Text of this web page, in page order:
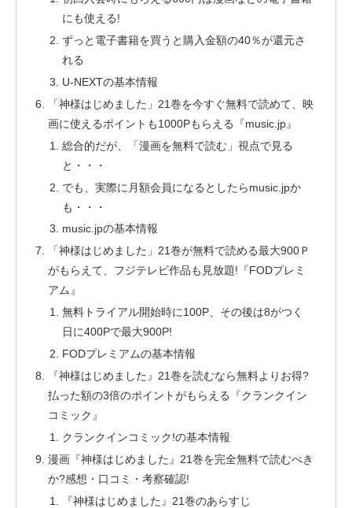
にも使える!
ずっと電子書籍を買うと購入金額の40％が還元さ
れる
U-NEXTの基本情報
「神様はじめました」21巻を今すぐ無料で読めて、映
画に使えるポイントも1000Pもらえる『music.jp』
総合的だが、「漫画を無料で読む」視点で見る
と・・・
でも、実際に月額会員になるとしたらmusic.jpか
も・・・
music.jpの基本情報
「神様はじめました」21巻が無料で読める最大900Ｐ
がもらえて、フジテレビ作品も見放題!『FODプレミ
アム』
無料トライアル開始時に100P、その後は8がつく
日に400Pで最大900P!
FODプレミアムの基本情報
『神様はじめました』21巻を読むなら無料よりお得?
払った額の3倍のポイントがもらえる『クランクイン
コミック』
クランクインコミック!の基本情報
漫画『神様はじめました』21巻を完全無料で読むべき
か?感想・口コミ・考察確認!
『神様はじめました』21巻のあらすじ